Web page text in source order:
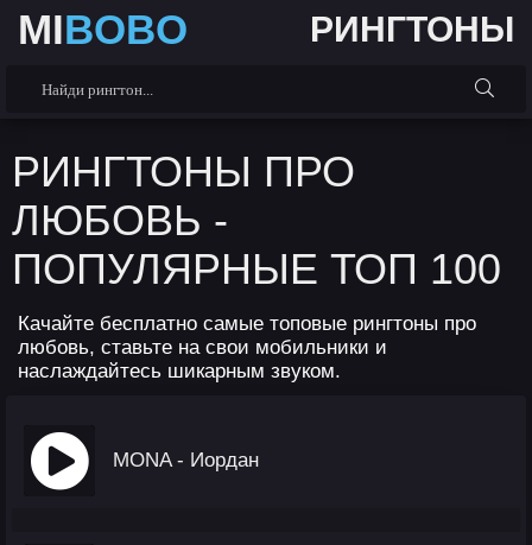
MIBOBO РИНГТОНЫ
РИНГТОНЫ ПРО
ЛЮБОВЬ -
ПОПУЛЯРНЫЕ ТОП 100
Качайте бесплатно самые топовые рингтоны про
любовь, ставьте на свои мобильники и
наслаждайтесь шикарным звуком.
MONA - Иордан